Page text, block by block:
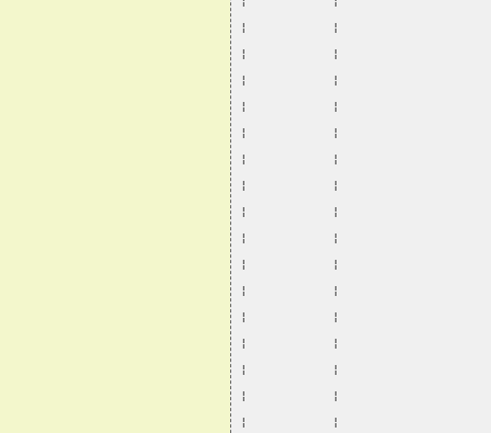
¦           ¦
¦           ¦
¦           ¦
¦           ¦
¦           ¦
¦           ¦
¦           ¦
¦           ¦
¦           ¦
¦           ¦
¦           ¦
¦           ¦
¦           ¦
¦           ¦
¦           ¦
¦           ¦